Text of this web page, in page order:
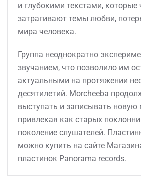
и глубокими текстами, которые
затрагивают темы любви,
мира человека.
Группа неоднократно
звучанием, что позволило им
актуальными на протяжении
десятилетий. Morcheeba
выступать и записывать новую
привлекая как старых
поколение слушателей.
можно купить на сайте
пластинок Panorama records.